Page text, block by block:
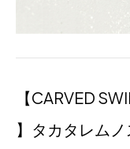
【CARVED
】タカタレムノ